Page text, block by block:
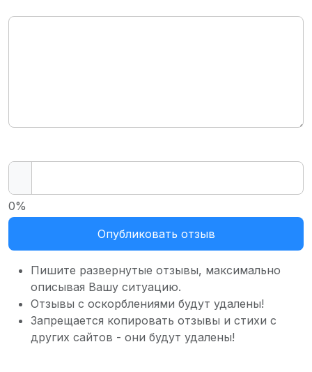
Опубликовать отзыв
0%
Пишите развернутые отзывы, максимально
описывая Вашу ситуацию.
Отзывы с оскорблениями будут удалены!
Запрещается копировать отзывы и стихи с
других сайтов - они будут удалены!